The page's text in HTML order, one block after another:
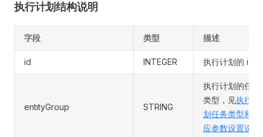
执行计划结构说明
字段 类型 描述
id INTEGER 执行计划的 id
entityGroup STRING
执行计划的任务
类型，见执行计
划任务类型和对
应参数设置说明